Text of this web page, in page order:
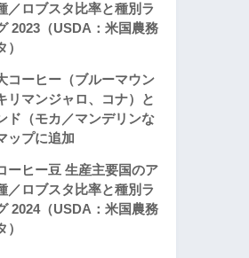
／ロブスタ比率と種別ラ
2023（USDA：米国農務
コーヒー（ブルーマウン
リマンジャロ、コナ）と
ド（モカ／マンデリンな
ップに追加
ーヒー豆 生産主要国のア
／ロブスタ比率と種別ラ
2024（USDA：米国農務